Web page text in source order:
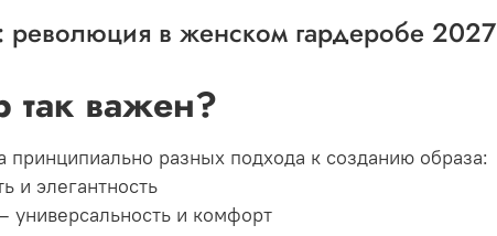
революция в женском гардеробе 2027
так важен?
принципиально разных подхода к созданию образа:
и элегантность
универсальность и комфорт